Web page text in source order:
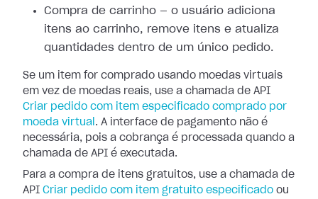
Compra de carrinho — o usuário adiciona
itens ao carrinho, remove itens e atualiza
quantidades dentro de um único pedido.
Se um item for comprado usando moedas virtuais
em vez de moedas reais, use a chamada de API
Criar pedido com item especificado comprado por
moeda virtual . A interface de pagamento não é
necessária, pois a cobrança é processada quando a
chamada de API é executada.
Para a compra de itens gratuitos, use a chamada de
API Criar pedido com item gratuito especificado ou